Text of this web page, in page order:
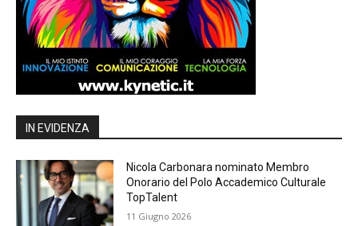
IN EVIDENZA
Nicola Carbonara nominato Membro
Onorario del Polo Accademico Culturale
TopTalent
11 Giugno 2026